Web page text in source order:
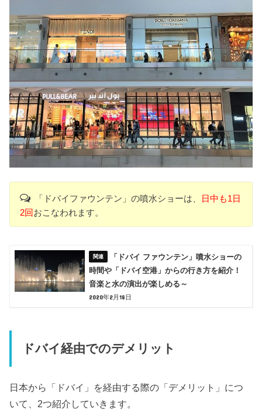
「ドバイファウンテン」の噴水ショーは、
日中も1日
2回おこなわれます。
「ドバイ ファウンテン」噴水ショーの
時間や「ドバイ空港」からの行き方を紹介！
音楽と水の演出が楽しめる～
2020年2月18日
ドバイ経由でのデメリット
日本から「ドバイ」を経由する際の「デメリット」につ
いて、2つ紹介していきます。